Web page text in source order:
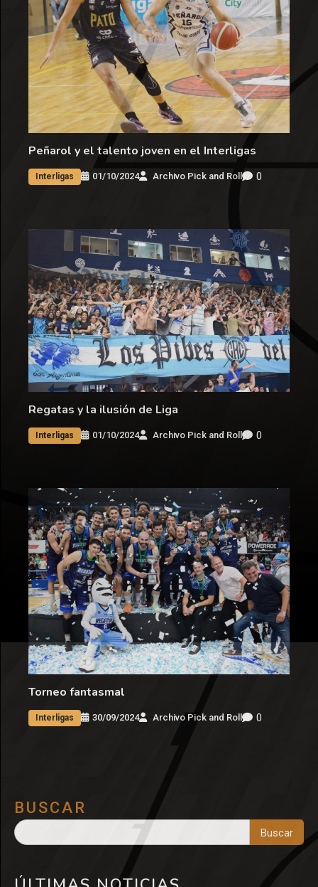
Peñarol y el talento joven en el Interligas
Interligas 01/10/2024 Archivo Pick and Roll 0
Regatas y la ilusión de Liga
Interligas 01/10/2024 Archivo Pick and Roll 0
Torneo fantasmal
Interligas 30/09/2024 Archivo Pick and Roll 0
BUSCAR
Buscar